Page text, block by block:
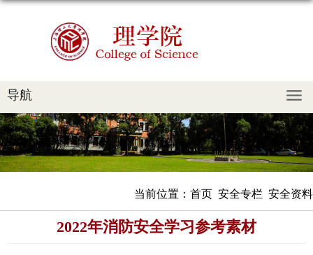
导航
当前位置： 首页 安全专栏 安全资料
2022年消防安全学习参考素材